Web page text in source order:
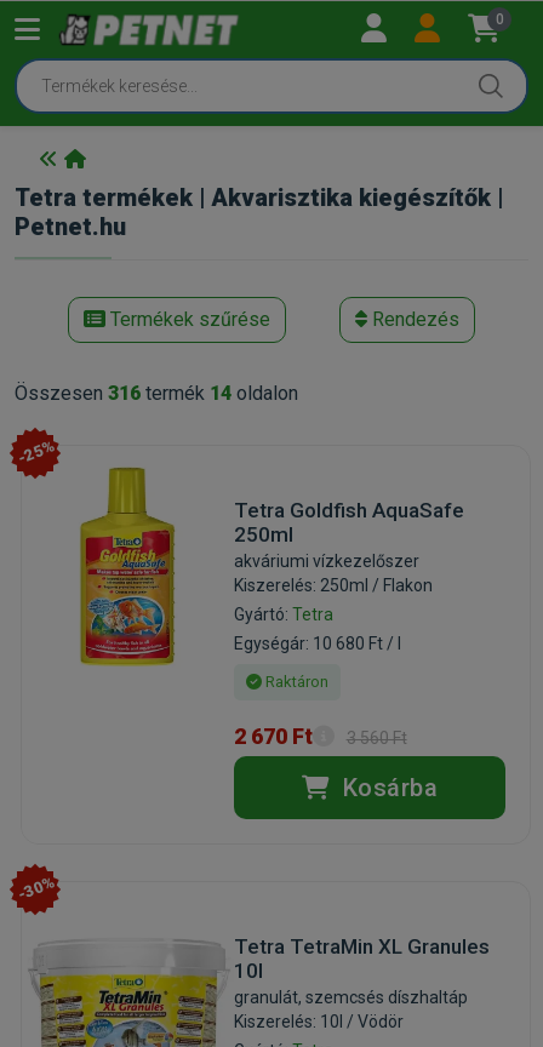
0
Tetra termékek | Akvarisztika kiegészítők |
Petnet.hu
Termékek szűrése Rendezés
Összesen 316 termék 14 oldalon
-25%
Tetra Goldfish AquaSafe
250ml
akváriumi vízkezelőszer
Kiszerelés: 250ml / Flakon
Gyártó: Tetra
Egységár: 10 680 Ft / l
Raktáron
2 670 Ft 3 560 Ft
Kosárba
-30%
Tetra TetraMin XL Granules
10l
granulát, szemcsés díszhaltáp
Kiszerelés: 10l / Vödör